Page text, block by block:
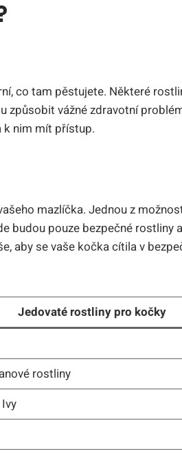
co tam pěstujete. Některé
způsobit vážné zdravotní
k nim mít přístup.
mazlíčka. Jednou z
budou pouze bezpečné rostliny
aby se vaše kočka cítila v
Jedovaté rostliny pro kočky
rostliny